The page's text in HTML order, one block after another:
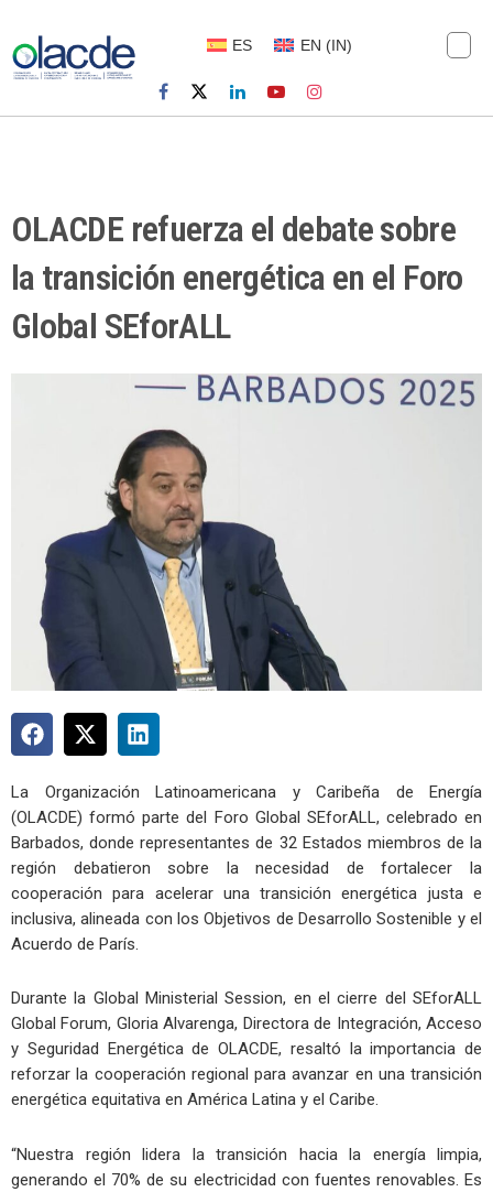
ES EN (IN)
OLACDE refuerza el debate sobre
la transición energética en el Foro
Global SEforALL
La Organización Latinoamericana y Caribeña de Energía
(OLACDE) formó parte del Foro Global SEforALL, celebrado en
Barbados, donde representantes de 32 Estados miembros de la
región debatieron sobre la necesidad de fortalecer la
cooperación para acelerar una transición energética justa e
inclusiva, alineada con los Objetivos de Desarrollo Sostenible y el
Acuerdo de París.
Durante la Global Ministerial Session, en el cierre del SEforALL
Global Forum, Gloria Alvarenga, Directora de Integración, Acceso
y Seguridad Energética de OLACDE, resaltó la importancia de
reforzar la cooperación regional para avanzar en una transición
energética equitativa en América Latina y el Caribe.
“Nuestra región lidera la transición hacia la energía limpia,
generando el 70% de su electricidad con fuentes renovables. Es